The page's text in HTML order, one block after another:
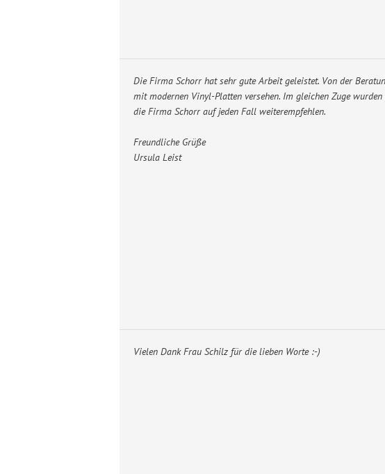
Die Firma Schorr hat sehr gute Arbeit geleistet. Von der
mit modernen Vinyl-Platten versehen. Im gleichen Zuge
die Firma Schorr auf jeden Fall weiterempfehlen.
Freundliche Grüße
Ursula Leist
Vielen Dank Frau Schilz für die lieben Worte :-)